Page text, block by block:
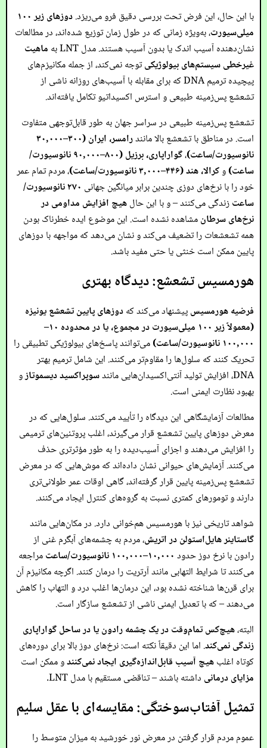
با این حال، این فرض تحت بررسی دقیق فرو می‌ریزد.
دوزهای زیر ۱۰۰
میلی‌سیورت، به‌ویژه زمانی که در طول زمان توزیع شده‌اند، در مطالعات
نشان‌دهنده آسیب اندک یا بدون آسیب هستند. مدل LNT به
ماهیت
غیرخطی سیستم‌های بیولوژیکیتوجه نمی‌کند، از جمله مکانیزم‌های
پیچیده ترمیم DNA که برای مقابله با آسیب‌های روزانه ناشی از
تشعشع پس‌زمینه طبیعی و استرس اکسیداتیو تکامل یافته‌اند.
تشعشع پس‌زمینه طبیعی در سراسر جهان به طور قابل‌توجهی متفاوت
است. در مناطق با تشعشع بالا مانند
رامسر، ایران (۳۰۰–۳۰,۰۰۰
نانوسیورت/ساعت)،
گواراپاری، برزیل (۸۰۰–۹۰,۰۰۰ نانوسیورت/
ساعت)وکرالا، هند (۴۴۶–۳,۰۰۰ نانوسیورت/ساعت)
، مردم تمام عمر
خود را با نرخ‌های دوزی چندین برابر میانگین جهانی
۲۷۰ نانوسیورت/
ساعتزندگی می‌کنند – و با این حالهیچ افزایش مداومی در
نرخ‌های سرطانمشاهده نشده است. این موضوع ایده خطرناک بودن
همه تشعشعات را تضعیف می‌کند و نشان می‌دهد که مواجهه با دوزهای
پایین ممکن است خنثی یا حتی مفید باشد.
هورمسیس تشعشع: دیدگاه بهتری
فرضیه هورمسیسپیشنهاد می‌کند کهدوزهای پایین تشعشع یونیزه
(معمولاً زیر ۱۰۰ میلی‌سیورت در مجموع، یا در محدوده ۱۰–
۱۰۰,۰۰۰ نانوسیورت/ساعت)
می‌توانند پاسخ‌های بیولوژیکی تطبیقی را
تحریک کنند که سلول‌ها را مقاوم‌تر می‌کنند. این شامل ترمیم بهتر
DNA، افزایش تولید آنتی‌اکسیدان‌هایی مانند
سوپراکسید دیسموتازو
بهبود نظارت ایمنی است.
مطالعات آزمایشگاهی این دیدگاه را تأیید می‌کنند. سلول‌هایی که در
معرض دوزهای پایین تشعشع قرار می‌گیرند، اغلب پروتئین‌های ترمیمی
را افزایش می‌دهند و اجزای آسیب‌دیده را به طور مؤثرتری حذف
می‌کنند. آزمایش‌های حیوانی نشان داده‌اند که موش‌هایی که در معرض
تشعشع پس‌زمینه پایین قرار گرفته‌اند، گاهی اوقات عمر طولانی‌تری
دارند و تومورهای کمتری نسبت به گروه‌های کنترل ایجاد می‌کنند.
شواهد تاریخی نیز با هورمسیس هم‌خوانی دارد. در مکان‌هایی مانند
گاستاینر هایل‌استولن در اتریش، مردم به چشمه‌های آبگرم غنی از
رادون با نرخ دوز حدود ۱۰,۰۰۰–۱۰۰,۰۰۰ نانوسیورت/ساعت
مراجعه
می‌کنند تا شرایط التهابی مانند آرتریت را درمان کنند. اگرچه مکانیزم آن
برای قرن‌ها شناخته نشده بود، این درمان‌ها اغلب درد و التهاب را کاهش
می‌دهند – که با تعدیل ایمنی ناشی از تشعشع سازگار است.
البته،هیچ‌کس تمام‌وقت در یک چشمه رادون یا در ساحل گواراپاری
زندگی نمی‌کند. اما این دقیقاً نکته است: نرخ‌های دوز بالا برای دوره‌های
کوتاه اغلبهیچ آسیب قابل‌اندازه‌گیری ایجاد نمی‌کنندو ممکن است
مزایای درمانی داشته باشند – تناقضی مستقیم با مدل LNT.
تمثیل آفتاب‌سوختگی: مقایسه‌ای با عقل سلیم
عموم مردم قرار گرفتن در معرض نور خورشید به میزان متوسط را